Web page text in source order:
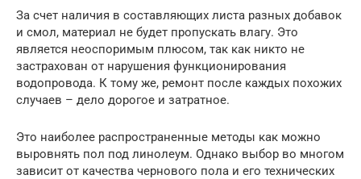
За счет наличия в составляющих листа разных добавок
и смол, материал не будет пропускать влагу. Это
является неоспоримым плюсом, так как никто не
застрахован от нарушения функционирования
водопровода. К тому же, ремонт после каждых похожих
случаев – дело дорогое и затратное.
Это наиболее распространенные методы как можно
выровнять пол под линолеум. Однако выбор во многом
зависит от качества чернового пола и его технических